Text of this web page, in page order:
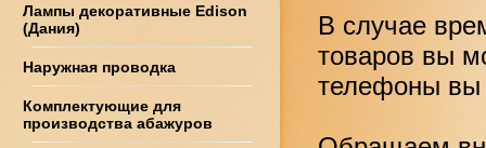
Лампы декоративные Edison
(Дания)
Наружная проводка
Комплектующие для
производства абажуров
В случае
товаров вы
телефоны вы